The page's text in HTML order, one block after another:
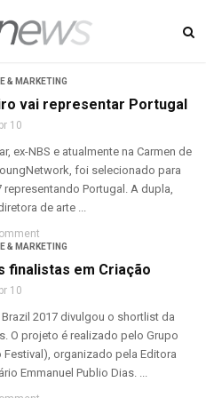
& MARKETING
vai representar Portugal
10
ex-NBS e atualmente na Carmen de
foi selecionado para
Portugal. A dupla,
de arte ...
& MARKETING
finalistas em Criação
10
2017 divulgou o shortlist da
O projeto é realizado pelo Grupo
organizado pela Editora
Emmanuel Publio Dias. ...